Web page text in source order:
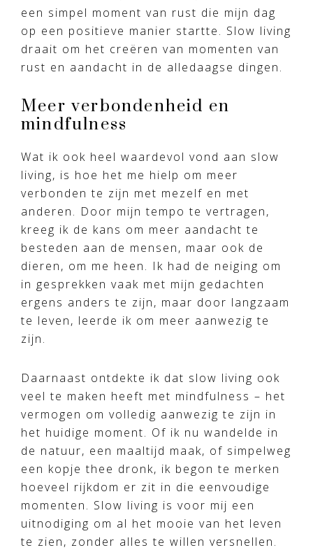
een simpel moment van rust die mijn dag
op een positieve manier startte. Slow living
draait om het creëren van momenten van
rust en aandacht in de alledaagse dingen.
Meer verbondenheid en
mindfulness
Wat ik ook heel waardevol vond aan slow
living, is hoe het me hielp om meer
verbonden te zijn met mezelf en met
anderen. Door mijn tempo te vertragen,
kreeg ik de kans om meer aandacht te
besteden aan de mensen, maar ook de
dieren, om me heen. Ik had de neiging om
in gesprekken vaak met mijn gedachten
ergens anders te zijn, maar door langzaam
te leven, leerde ik om meer aanwezig te
zijn.
Daarnaast ontdekte ik dat slow living ook
veel te maken heeft met mindfulness – het
vermogen om volledig aanwezig te zijn in
het huidige moment. Of ik nu wandelde in
de natuur, een maaltijd maak, of simpelweg
een kopje thee dronk, ik begon te merken
hoeveel rijkdom er zit in die eenvoudige
momenten. Slow living is voor mij een
uitnodiging om al het mooie van het leven
te zien, zonder alles te willen versnellen.